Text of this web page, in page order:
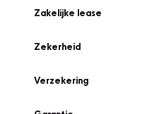
Zakelijke lease
Zekerheid
Verzekering